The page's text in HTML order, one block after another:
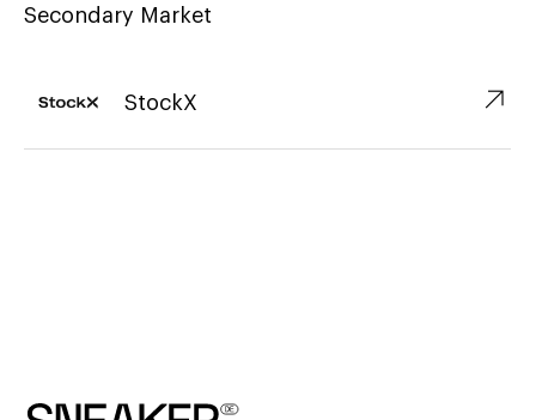
Secondary Market
StockX ↗︎